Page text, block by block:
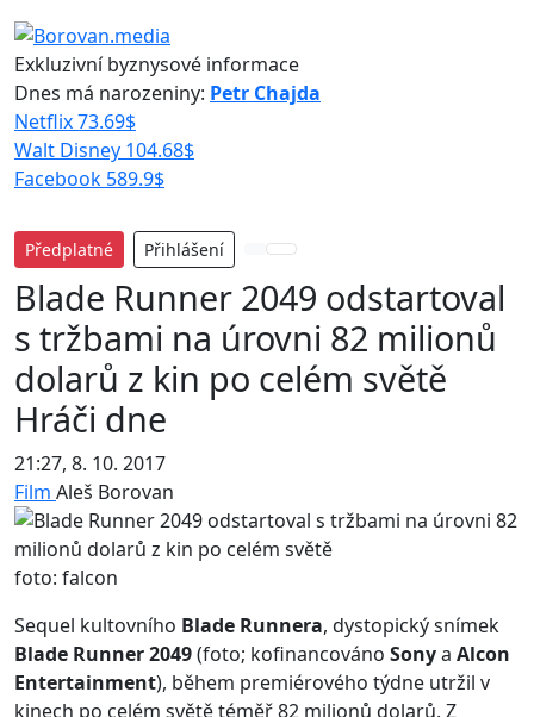
Exkluzivní byznysové informace
Dnes má narozeniny: Petr Chajda
Netflix73.69$
Walt Disney 104.68$
Facebook 589.9$
Předplatné Přihlášení
Blade Runner 2049 odstartoval
s tržbami na úrovni 82 milionů
dolarů z kin po celém světě
Hráči dne
21:27, 8. 10. 2017
Film Aleš Borovan
foto: falcon
Sequel kultovního Blade Runnera, dystopický snímek
Blade Runner 2049(foto; kofinancováno Sonya Alcon
Entertainment), během premiérového týdne utržil v
kinech po celém světě téměř 82 milionů dolarů. Z